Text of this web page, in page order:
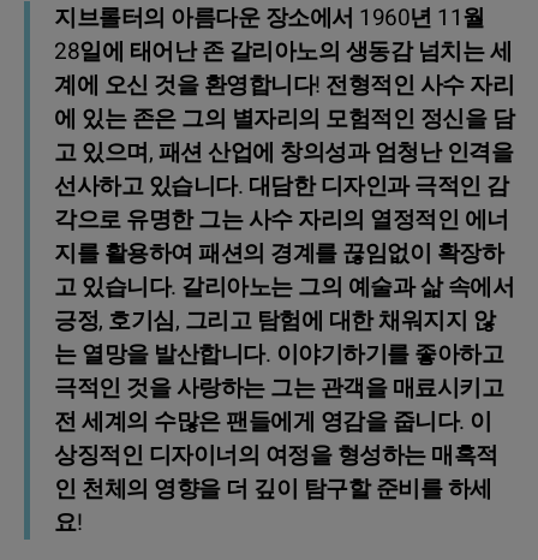
지브롤터의 아름다운 장소에서 1960년 11월
28일에 태어난 존 갈리아노의 생동감 넘치는 세
계에 오신 것을 환영합니다! 전형적인 사수 자리
에 있는 존은 그의 별자리의 모험적인 정신을 담
고 있으며, 패션 산업에 창의성과 엄청난 인격을
선사하고 있습니다. 대담한 디자인과 극적인 감
각으로 유명한 그는 사수 자리의 열정적인 에너
지를 활용하여 패션의 경계를 끊임없이 확장하
고 있습니다. 갈리아노는 그의 예술과 삶 속에서
긍정, 호기심, 그리고 탐험에 대한 채워지지 않
는 열망을 발산합니다. 이야기하기를 좋아하고
극적인 것을 사랑하는 그는 관객을 매료시키고
전 세계의 수많은 팬들에게 영감을 줍니다. 이
상징적인 디자이너의 여정을 형성하는 매혹적
인 천체의 영향을 더 깊이 탐구할 준비를 하세
요!